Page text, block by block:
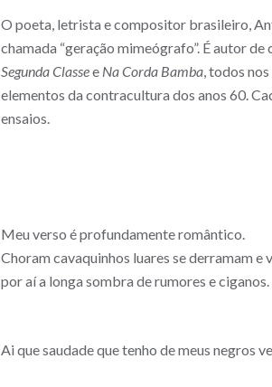
e
b
o
o
itt
er
ai
l
ar
e
O poeta, letrista e compositor brasileiro,
chamada “geração mimeógrafo”. É autor
Segunda Classee Na Corda Bamba, todos
elementos da contracultura dos anos 60.
ensaios.
Meu verso é profundamente romântico.
Choram cavaquinhos luares se derramam e
por aí a longa sombra de rumores e ciganos.
Ai que saudade que tenho de meus negros